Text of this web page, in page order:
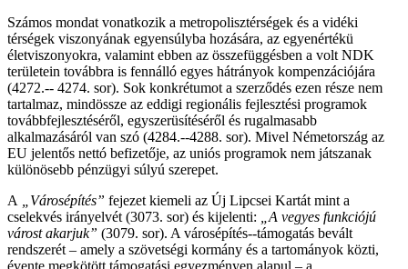
Számos mondat vonatkozik a metropolisztérségek és a vidéki
térségek viszonyának egyensúlyba hozására, az egyenértékü
életviszonyokra, valamint ebben az összefüggésben a volt NDK
területein továbbra is fennálló egyes hátrányok kompenzációjára
(4272.-­‐ 4274. sor). Sok konkrétumot a szerződés ezen része nem
tartalmaz, mindössze az eddigi regionális fejlesztési programok
továbbfejlesztéséről, egyszerüsítéséről és rugalmasabb
alkalmazásáról van szó (4284.-­‐4288. sor). Mivel Németország az
EU jelentős nettó befizetője, az uniós programok nem játszanak
különösebb pénzügyi súlyú szerepet.
A
„Városépítés” fejezet kiemeli az Új Lipcsei Kartát mint a
cselekvés irányelvét (3073. sor) és kijelenti:
„A vegyes funkciójú
várost akarjuk” (3079. sor). A városépítés-­‐támogatás bevált
rendszerét – amely a szövetségi kormány és a tartományok közti,
évente megkötött támogatási egyezményen alapul – a